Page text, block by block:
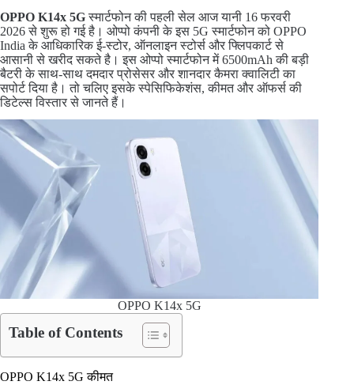
OPPO K14x 5Gस्मार्टफोन की पहली सेल आज यानी 16 फरवरी
2026 से शुरू हो गई है। ओप्पो कंपनी के इस 5G स्मार्टफोन को OPPO
India के आधिकारिक ई-स्टोर, ऑनलाइन स्टोर्स और फ्लिपकार्ट से
आसानी से खरीद सकते है। इस ओप्पो स्मार्टफोन में 6500mAh की बड़ी
बैटरी के साथ-साथ दमदार प्रोसेसर और शानदार कैमरा क्वालिटी का
सपोर्ट दिया है। तो चलिए इसके स्पेसिफिकेशंस, कीमत और ऑफर्स की
डिटेल्स विस्तार से जानते हैं।
OPPO K14x 5G
Table of Contents
OPPO K14x 5G कीमत